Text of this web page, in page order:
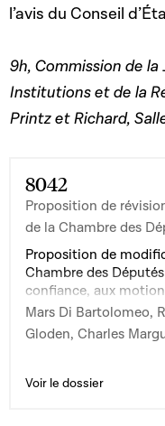
l’avis du Conseil
9h, Commission de
Institutions et de la
Printz et Richard,
8042
Proposition de
de la Chambre des
Proposition de
Chambre des
confiance, aux
censure et aux
Mars Di Bartolomeo,
Gloden, Charles
Voir le dossier